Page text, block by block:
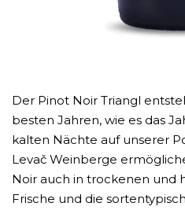
Der Pinot Noir Triangl
besten Jahren, wie es das
kalten Nächte auf unserer
Levač Weinberge
Noir auch in trockenen und
Frische und die